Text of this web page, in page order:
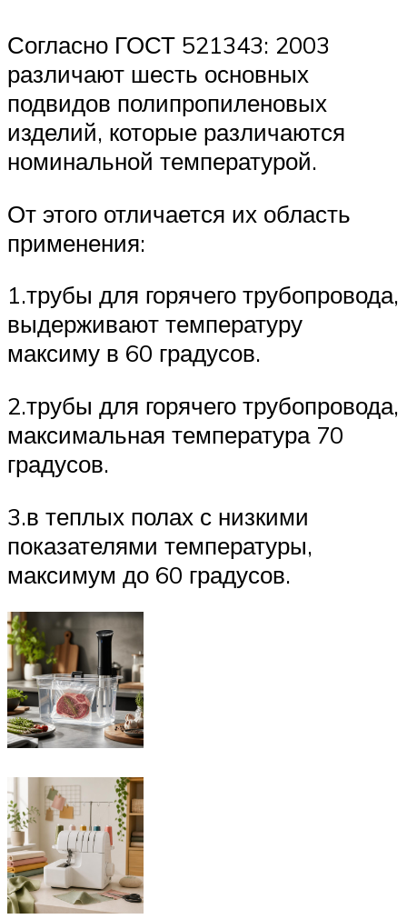
Согласно ГОСТ 521343: 2003
различают шесть основных
подвидов полипропиленовых
изделий, которые различаются
номинальной температурой.
От этого отличается их область
применения:
1.трубы для горячего трубопровода,
выдерживают температуру
максиму в 60 градусов.
2.трубы для горячего трубопровода,
максимальная температура 70
градусов.
3.в теплых полах с низкими
показателями температуры,
максимум до 60 градусов.